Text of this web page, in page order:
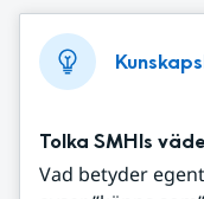
Tolka SMHIs
Vad betyder